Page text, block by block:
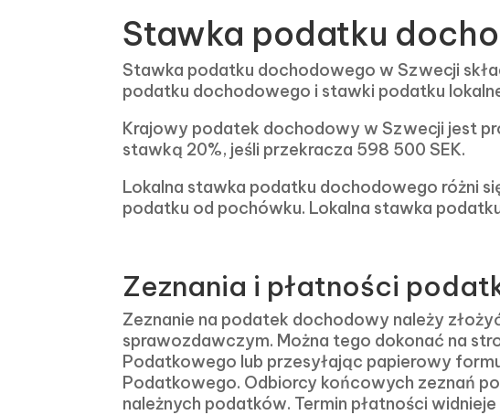
Stawka podatku
Stawka podatku dochodowego w Szwecji
podatku dochodowego i stawki podatku
Krajowy podatek dochodowy w Szwecji jest
stawką 20%, jeśli przekracza 598 500 SEK.
Lokalna stawka podatku dochodowego różni
podatku od pochówku. Lokalna stawka
Zeznania i płatności
Zeznanie na podatek dochodowy należy
sprawozdawczym. Można tego dokonać na
Podatkowego lub przesyłając papierowy
Podatkowego. Odbiorcy końcowych zeznań
należnych podatków. Termin płatności